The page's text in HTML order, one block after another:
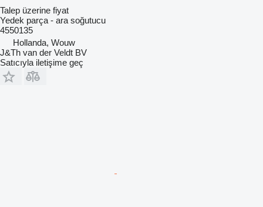
Talep üzerine fiyat
Yedek parça - ara soğutucu
4550135
Hollanda, Wouw
J&Th van der Veldt BV
Satıcıyla iletişime geç